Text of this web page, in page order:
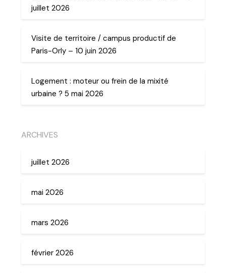
juillet 2026
Visite de territoire / campus productif de
Paris-Orly – 10 juin 2026
Logement : moteur ou frein de la mixité
urbaine ? 5 mai 2026
ARCHIVES
juillet 2026
mai 2026
mars 2026
février 2026